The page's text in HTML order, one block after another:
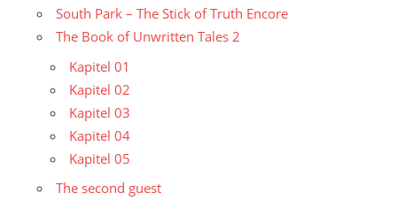
South Park – The Stick of Truth Encore
The Book of Unwritten Tales 2
Kapitel 01
Kapitel 02
Kapitel 03
Kapitel 04
Kapitel 05
The second guest